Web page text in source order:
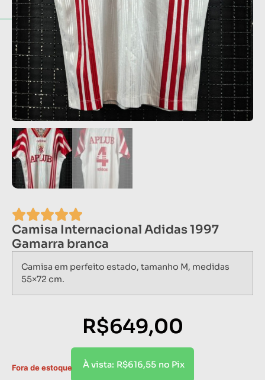
Camisa Internacional Adidas 1997
Gamarra branca
Camisa em perfeito estado, tamanho M, medidas
55×72 cm.
R$649,00
À vista: R$616,55 no Pix
Fora de estoque